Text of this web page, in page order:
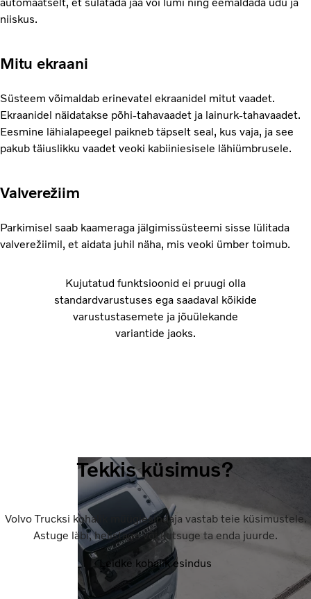
automaatselt, et sulatada jää või lumi ning eemaldada udu ja
niiskus.
Mitu ekraani
Süsteem võimaldab erinevatel ekraanidel mitut vaadet.
Ekraanidel näidatakse põhi-tahavaadet ja lainurk-tahavaadet.
Eesmine lähialapeegel paikneb täpselt seal, kus vaja, ja see
pakub täiuslikku vaadet veoki kabiiniesisele lähiümbrusele.
Valverežiim
Parkimisel saab kaameraga jälgimissüsteemi sisse lülitada
valverežiimil, et aidata juhil näha, mis veoki ümber toimub.
Kujutatud funktsioonid ei pruugi olla
standardvarustuses ega saadaval kõikide
varustustasemete ja jõuülekande
variantide jaoks.
Tekkis küsimus?
Volvo Trucksi kohalik müügiesindaja vastab teie küsimustele.
Astuge läbi, helistage või kutsuge ta enda juurde.
Leidke kohalik esindus